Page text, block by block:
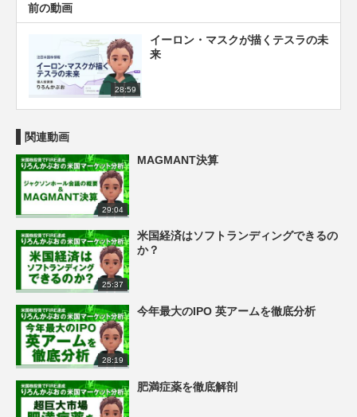
前の動画
28:59
イーロン・マスクが描くテスラの未
来
関連動画
29:04
MAGMANT決算
25:37
米国経済はソフトランディングできるの
か？
28:19
今年最大のIPO 英アームを徹底分析
肥満症薬を徹底解剖